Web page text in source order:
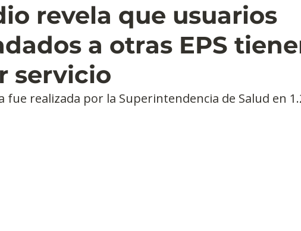
Rating Política Intención de voto Consultas
y ambiente laboral Experiencia del cliente Experiencia
revela que usuarios
a otras EPS
servicio
fue realizada por la Superintendencia de Salud en